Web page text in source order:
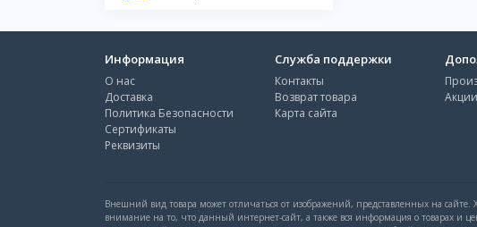
Информация
О нас
Доставка
Политика Безопасности
Сертификаты
Реквизиты
Служба поддержки
Контакты
Возврат товара
Карта сайта
Акции
Внешний вид товара может отличаться от изображений, представленных на
внимание на то, что данный интернет-сайт, а также вся информация о товарах и